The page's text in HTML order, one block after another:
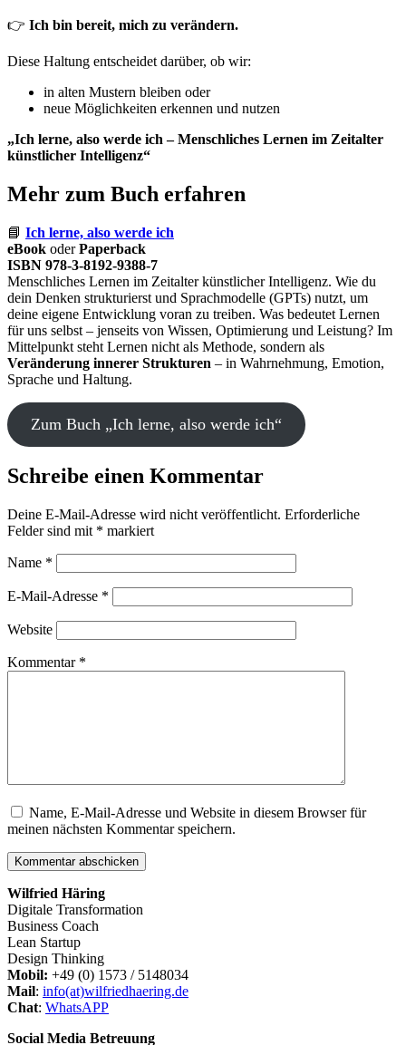
👉 Ich bin bereit, mich zu verändern.
Diese Haltung entscheidet darüber, ob wir:
in alten Mustern bleiben oder
neue Möglichkeiten erkennen und nutzen
„Ich lerne, also werde ich – Menschliches Lernen im Zeitalter
künstlicher Intelligenz“
Mehr zum Buch erfahren
📘 Ich lerne, also werde ich
eBook oderPaperback
ISBN 978-3-8192-9388-7
Menschliches Lernen im Zeitalter künstlicher Intelligenz. Wie du
dein Denken strukturierst und Sprachmodelle (GPTs) nutzt, um
deine eigene Entwicklung voran zu treiben. Was bedeutet Lernen
für uns selbst – jenseits von Wissen, Optimierung und Leistung? Im
Mittelpunkt steht Lernen nicht als Methode, sondern als
Veränderung innerer Strukturen – in Wahrnehmung, Emotion,
Sprache und Haltung.
Zum Buch „Ich lerne, also werde ich“
Schreibe einen Kommentar
Deine E-Mail-Adresse wird nicht veröffentlicht. Erforderliche
Felder sind mit * markiert
Name *
E-Mail-Adresse *
Website
Kommentar *
Name, E-Mail-Adresse und Website in diesem Browser für
meinen nächsten Kommentar speichern.
Wilfried Häring
Digitale Transformation
Business Coach
Lean Startup
Design Thinking
Mobil: +49 (0) 1573 / 5148034
Mail: info(at)wilfriedhaering.de
Chat: WhatsAPP
Social Media Betreuung